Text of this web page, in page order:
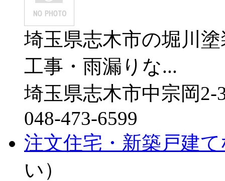
埼玉県志木市の堀川
工事・雨漏りな...
埼玉県志木市中宗岡2-
048-473-6599
注文住宅・新築戸建て
い）